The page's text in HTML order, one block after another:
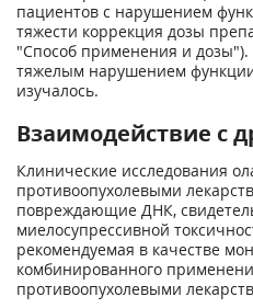
пациентов с нарушением
тяжести коррекция дозы
"Способ применения и
тяжелым нарушением
изучалось.
Взаимодействие с
Клинические исследования
противоопухолевыми
повреждающие ДНК,
миелосупрессивной
рекомендуемая в качестве
комбинированного
противоопухолевыми